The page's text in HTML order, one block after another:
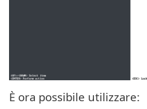
È ora possibile utilizzare: